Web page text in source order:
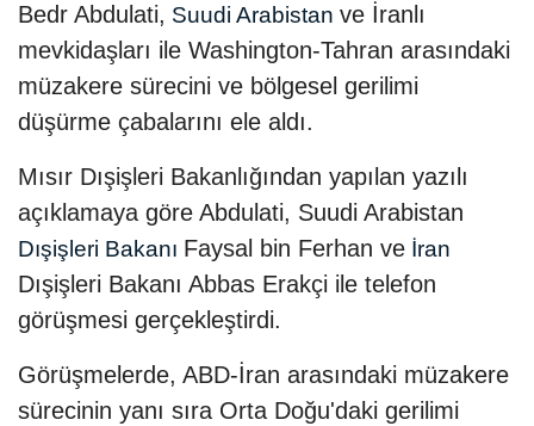
Bedr Abdulati, Suudi Arabistan ve İranlı
mevkidaşları ile Washington-Tahran arasındaki
müzakere sürecini ve bölgesel gerilimi
düşürme çabalarını ele aldı.
Mısır Dışişleri Bakanlığından yapılan yazılı
açıklamaya göre Abdulati, Suudi Arabistan
Dışişleri Bakanı Faysal bin Ferhan ve İran
Dışişleri Bakanı Abbas Erakçi ile telefon
görüşmesi gerçekleştirdi.
Görüşmelerde, ABD-İran arasındaki müzakere
sürecinin yanı sıra Orta Doğu'daki gerilimi